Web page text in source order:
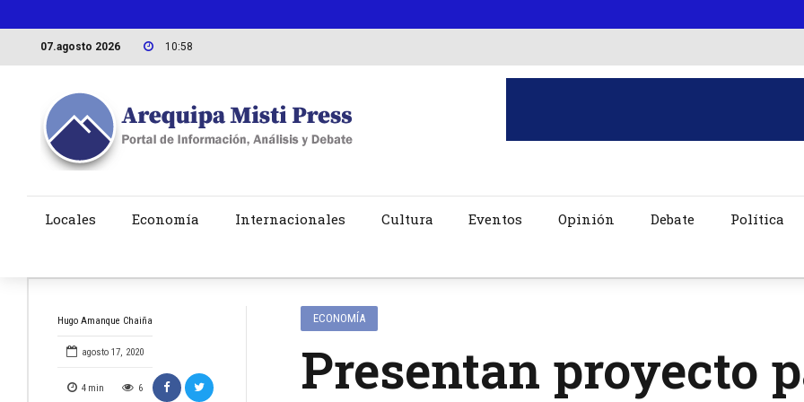
07.agosto 2026 10:58
Locales Economía Internacionales Cultura Eventos Opinión Debate Política
Hugo Amanque Chaiña
agosto 17, 2020
4 min 6
ECONOMÍA
Presentan proyecto